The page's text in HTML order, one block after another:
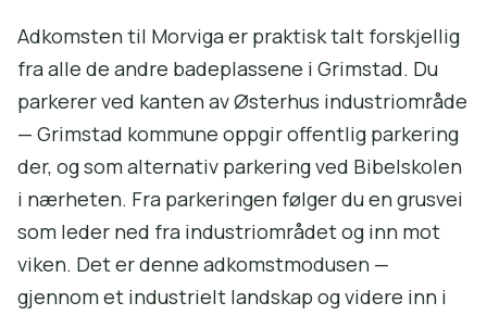
Adkomsten til Morviga er praktisk talt forskjellig
fra alle de andre badeplassene i Grimstad. Du
parkerer ved kanten av Østerhus industriområde
— Grimstad kommune oppgir offentlig parkering
der, og som alternativ parkering ved Bibelskolen
i nærheten. Fra parkeringen følger du en grusvei
som leder ned fra industriområdet og inn mot
viken. Det er denne adkomstmodusen —
gjennom et industrielt landskap og videre inn i